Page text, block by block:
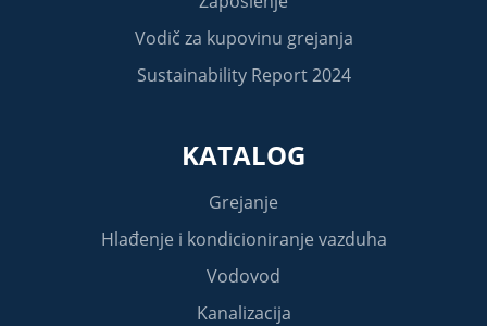
Vodič za kupovinu grejanja
Sustainability Report 2024
KATALOG
Grejanje
Hlađenje i kondicioniranje vazduha
Vodovod
Kanalizacija